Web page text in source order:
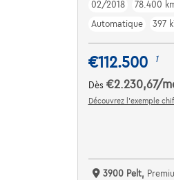
02/2018
78.400
Automatique
397
€112.500 1
Dès €2.230,67/
Découvrez l’exemple
3900 Pelt,